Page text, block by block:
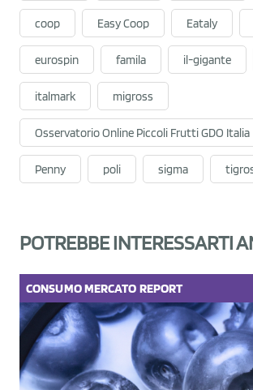
coop Easy Coop Eataly
eurospin famila il-gigante
italmark migross
Osservatorio Online Piccoli Frutti GDO Italia
Penny poli sigma
POTREBBE INTERESSARTI
CONSUMOMERCATO REPORT